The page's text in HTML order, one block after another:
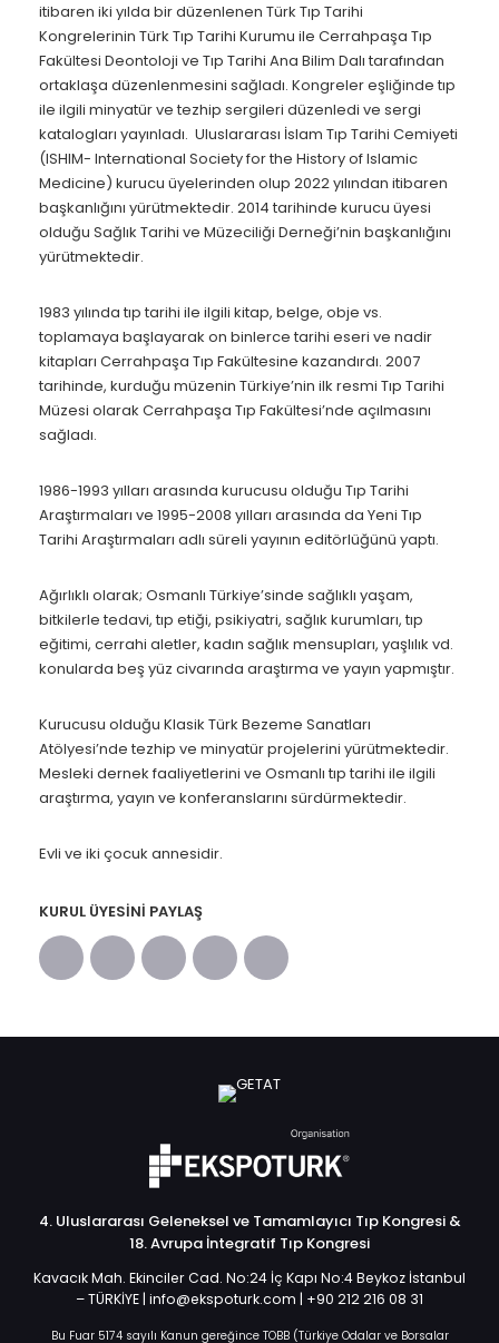
itibaren iki yılda bir düzenlenen Türk Tıp Tarihi
Kongrelerinin Türk Tıp Tarihi Kurumu ile Cerrahpaşa Tıp
Fakültesi Deontoloji ve Tıp Tarihi Ana Bilim Dalı tarafından
ortaklaşa düzenlenmesini sağladı. Kongreler eşliğinde tıp
ile ilgili minyatür ve tezhip sergileri düzenledi ve sergi
katalogları yayınladı. Uluslararası İslam Tıp Tarihi Cemiyeti
(ISHIM- International Society for the History of Islamic
Medicine) kurucu üyelerinden olup 2022 yılından itibaren
başkanlığını yürütmektedir. 2014 tarihinde kurucu üyesi
olduğu Sağlık Tarihi ve Müzeciliği Derneği’nin başkanlığını
yürütmektedir.
1983 yılında tıp tarihi ile ilgili kitap, belge, obje vs.
toplamaya başlayarak on binlerce tarihi eseri ve nadir
kitapları Cerrahpaşa Tıp Fakültesine kazandırdı. 2007
tarihinde, kurduğu müzenin Türkiye’nin ilk resmi Tıp Tarihi
Müzesi olarak Cerrahpaşa Tıp Fakültesi’nde açılmasını
sağladı.
1986-1993 yılları arasında kurucusu olduğu Tıp Tarihi
Araştırmaları ve 1995-2008 yılları arasında da Yeni Tıp
Tarihi Araştırmaları adlı süreli yayının editörlüğünü yaptı.
Ağırlıklı olarak; Osmanlı Türkiye’sinde sağlıklı yaşam,
bitkilerle tedavi, tıp etiği, psikiyatri, sağlık kurumları, tıp
eğitimi, cerrahi aletler, kadın sağlık mensupları, yaşlılık vd.
konularda beş yüz civarında araştırma ve yayın yapmıştır.
Kurucusu olduğu Klasik Türk Bezeme Sanatları
Atölyesi’nde tezhip ve minyatür projelerini yürütmektedir.
Mesleki dernek faaliyetlerini ve Osmanlı tıp tarihi ile ilgili
araştırma, yayın ve konferanslarını sürdürmektedir.
Evli ve iki çocuk annesidir.
KURUL ÜYESINI PAYLAŞ
4. Uluslararası Geleneksel ve Tamamlayıcı Tıp Kongresi &
18. Avrupa İntegratif Tıp Kongresi
Kavacık Mah. Ekinciler Cad. No:24 İç Kapı No:4 Beykoz İstanbul
– TÜRKİYE | info@ekspoturk.com | +90 212 216 08 31
Bu Fuar 5174 sayılı Kanun gereğince TOBB (Türkiye Odalar ve Borsalar